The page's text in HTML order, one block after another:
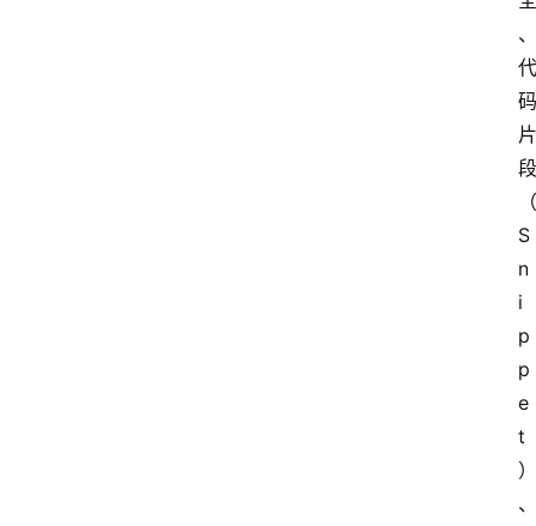
、
代
码
片
段
（
S
n
i
p
p
e
t
）
、